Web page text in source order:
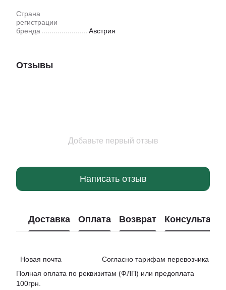
Страна
регистрации
бренда
Австрия
Отзывы
Добавьте первый отзыв
Написать отзыв
Доставка Оплата Возврат
Новая почта Согласно тарифам перевозчика
Полная оплата по реквизитам (ФЛП) или предоплата
100грн.